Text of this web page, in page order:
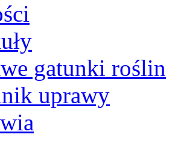
gatunki roślin
uprawy